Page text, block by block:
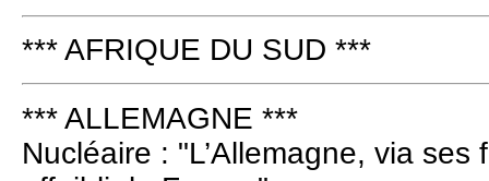
*** AFRIQUE DU SUD ***
*** ALLEMAGNE ***
Nucléaire : "L’Allemagne, via